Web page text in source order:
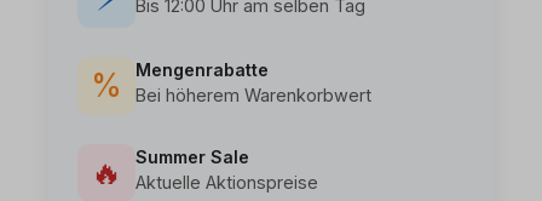
Bis 12:00 Uhr am selben Tag
%
Mengenrabatte
Bei höherem Warenkorbwert
🔥
Summer Sale
Aktuelle Aktionspreise